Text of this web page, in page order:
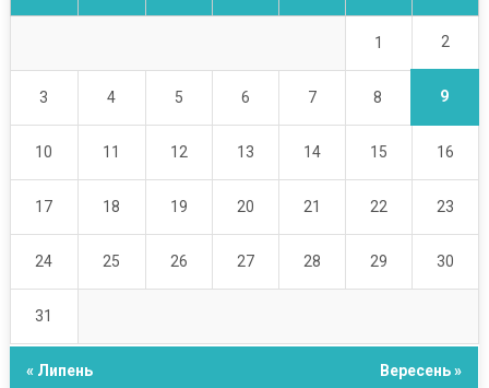
1 2
3 4 5 6 7 8 9
10 11 12 13 14 15 16
17 18 19 20 21 22 23
24 25 26 27 28 29 30
31
« Липень Вересень »